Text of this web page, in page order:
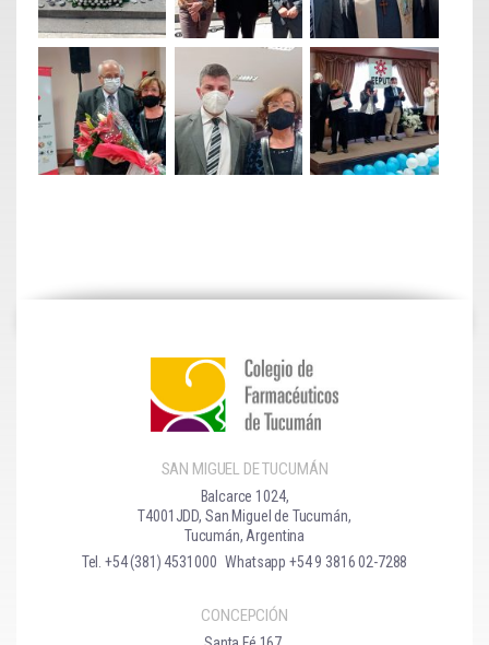
SAN MIGUEL DE TUCUMÁN
Balcarce 1024,
T4001JDD, San Miguel de Tucumán,
Tucumán, Argentina
Tel. +54 (381) 4531000 Whatsapp +54 9 3816 02-7288
CONCEPCIÓN